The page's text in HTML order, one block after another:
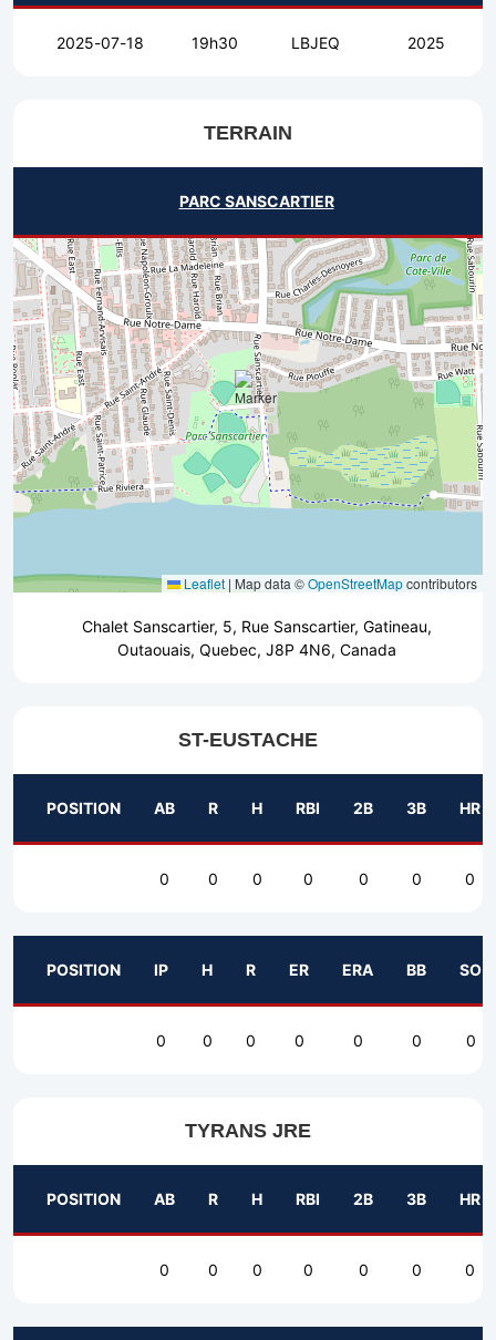
2025-07-18 19h30 LBJEQ 2025
TERRAIN
PARC SANSCARTIER
Leaflet | Map data ©OpenStreetMapcontributors
Chalet Sanscartier, 5, Rue Sanscartier, Gatineau,
Outaouais, Quebec, J8P 4N6, Canada
ST-EUSTACHE
POSITION AB R H RBI 2B 3B HR
0 0 0 0 0 0 0
POSITION IP H R ER ERA BB SO
0 0 0 0 0 0 0
TYRANS JRE
POSITION AB R H RBI 2B 3B HR
0 0 0 0 0 0 0